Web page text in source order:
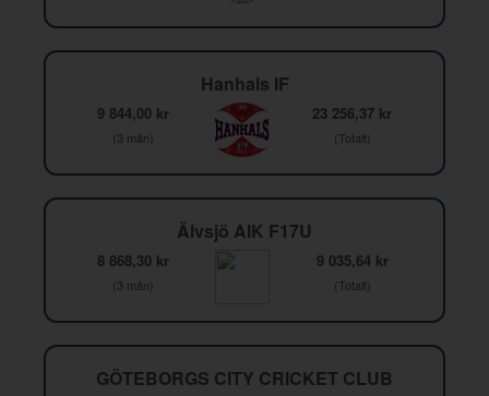
Hanhals IF
9 844,00 kr
(3 mån)
23 256,37 kr
(Totalt)
Älvsjö AIK F17U
8 868,30 kr
(3 mån)
9 035,64 kr
(Totalt)
GÖTEBORGS CITY CRICKET CLUB